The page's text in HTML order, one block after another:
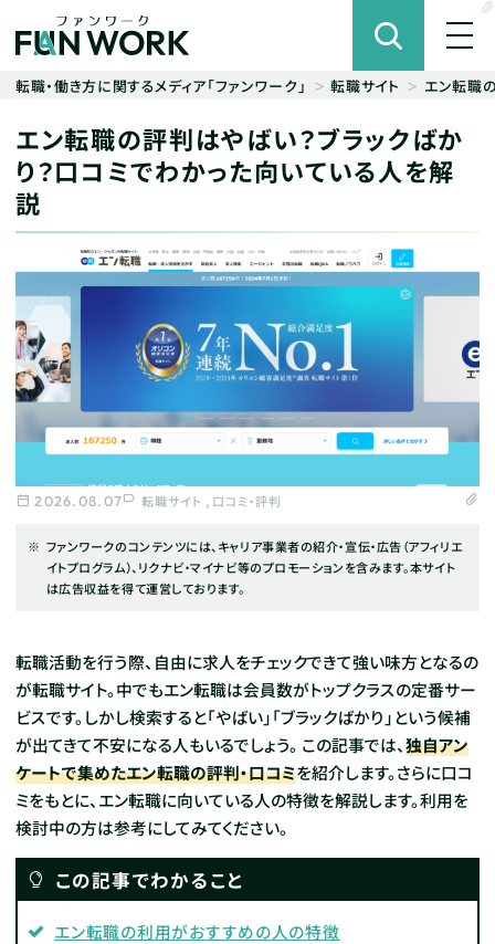
転職・働き方に関するメディア「ファンワーク」 転職サイト エン転職
エン転職の評判はやばい？ブラックばか
り？口コミでわかった向いている人を解
説
2026.08.07 転職サイト 口コミ・評判
ファンワークのコンテンツには、キャリア事業者の紹介・宣伝・広告（アフィリエ
イトプログラム）、リクナビ・マイナビ等のプロモーションを含みます。本サイト
は広告収益を得て運営しております。
転職活動を行う際、自由に求人をチェックできて強い味方となるの
が転職サイト。中でもエン転職は会員数がトップクラスの定番サー
ビスです。しかし検索すると「やばい」「ブラックばかり」という候補
が出てきて不安になる人もいるでしょう。 この記事では、独自アン
ケートで集めたエン転職の評判・口コミを紹介します。さらに口コ
ミをもとに、エン転職に向いている人の特徴を解説します。利用を
検討中の方は参考にしてみてください。
この記事でわかること
エン転職の利用がおすすめの人の特徴